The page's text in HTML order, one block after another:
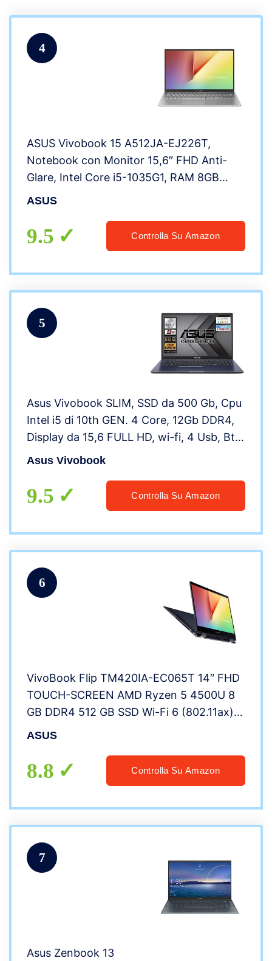
4
ASUS Vivobook 15 A512JA-EJ226T,
Notebook con Monitor 15,6″ FHD Anti-
Glare, Intel Core i5-1035G1, RAM 8GB
DDR4, 256GB SSD PCIE, Windows 10
ASUS
9.5 Controlla Su Amazon
5
Asus Vivobook SLIM, SSD da 500 Gb, Cpu
Intel i5 di 10th GEN. 4 Core, 12Gb DDR4,
Display da 15,6 FULL HD, wi-fi, 4 Usb, Bt,
Sk Video Intel UHd 620, Win 10 pro,
Asus Vivobook
9.5 Controlla Su Amazon
6
VivoBook Flip TM420IA-EC065T 14″ FHD
TOUCH-SCREEN AMD Ryzen 5 4500U 8
GB DDR4 512 GB SSD Wi-Fi 6 (802.11ax),
STYLUS, Windows 10 Home:,
ASUS
8.8 Controlla Su Amazon
7
Asus Zenbook 13